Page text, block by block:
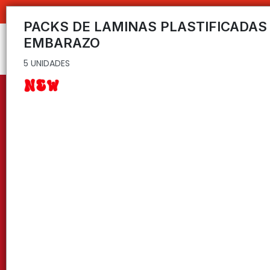
5 UNIDADES
PACKS DE LAMINAS PLASTIFICADAS
EMBARAZO
5 UNIDADES